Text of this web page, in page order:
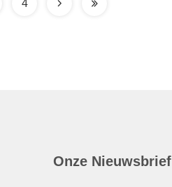
4
Onze Nieuwsbrief